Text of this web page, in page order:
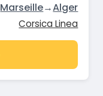
Marseille→Alger
Corsica Linea